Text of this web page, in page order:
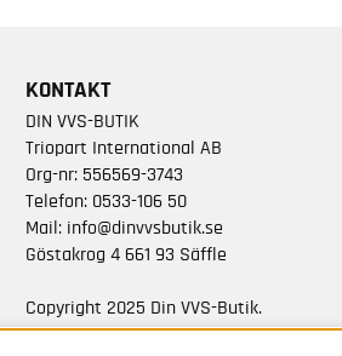
KONTAKT
DIN VVS-BUTIK
Triopart International AB
Org-nr: 556569-3743
Telefon: 0533-106 50
Mail: info@dinvvsbutik.se
Göstakrog 4 661 93 Säffle
Copyright 2025 Din VVS-Butik.
All rights reserved.